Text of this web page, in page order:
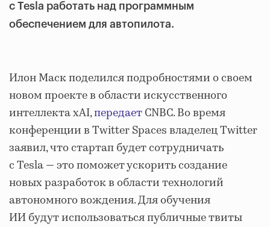
с Tesla работать над программным
обеспечением для автопилота.
Илон Маск поделился подробностями о своем
новом проекте в области искусственного
интеллекта xAI,передаетCNBC. Во время
конференции в Twitter Spaces владелец Twitter
заявил, что стартап будет сотрудничать
с Tesla — это поможет ускорить создание
новых разработок в области технологий
автономного вождения. Для обучения
ИИ будут использоваться публичные твиты